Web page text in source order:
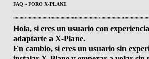
FAQ - FORO X-PLANE
Hola, si eres un usuario con
adaptarte a X-Plane.
En cambio, si eres un usuario sin